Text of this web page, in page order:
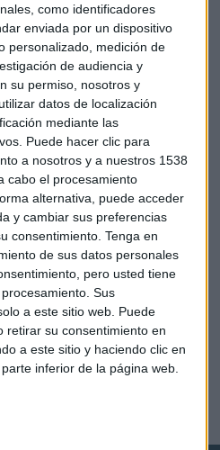
como identificadores
enviada por un dispositivo
personalizado, medición de
de audiencia y
su permiso, nosotros y
datos de localización
mediante las
Puede hacer clic para
a nosotros y a nuestros 1538
cabo el procesamiento
alternativa, puede acceder
y cambiar sus preferencias
consentimiento. Tenga en
de sus datos personales
pero usted tiene
Sus
a este sitio web. Puede
retirar su consentimiento en
a este sitio y haciendo clic en
inferior de la página web.
no hay